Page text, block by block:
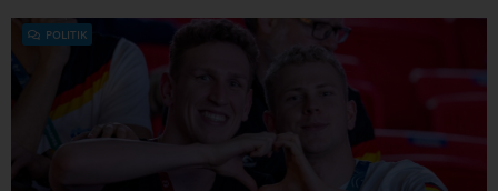
POLITIK